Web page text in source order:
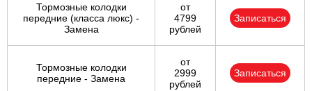
Тормозные колодки
передние (класса люкс) -
Замена
от
4799
рублей
Записаться
Тормозные колодки
передние - Замена
от
2999
рублей
Записаться